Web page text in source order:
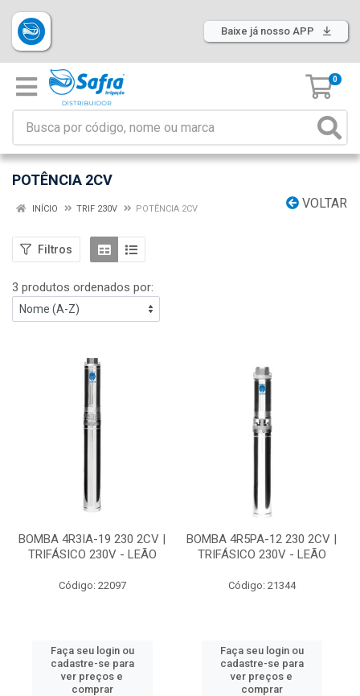
Baixe já nosso APP
0
POTÊNCIA 2CV
VOLTAR
INÍCIO TRIF 230V POTÊNCIA 2CV
Filtros
3 produtos ordenados por:
BOMBA 4R3IA-19 230 2CV |
TRIFÁSICO 230V - LEÃO
Código: 22097
Faça seu login ou
cadastre-se para
ver preços e
comprar
BOMBA 4R5PA-12 230 2CV |
TRIFÁSICO 230V - LEÃO
Código: 21344
Faça seu login ou
cadastre-se para
ver preços e
comprar